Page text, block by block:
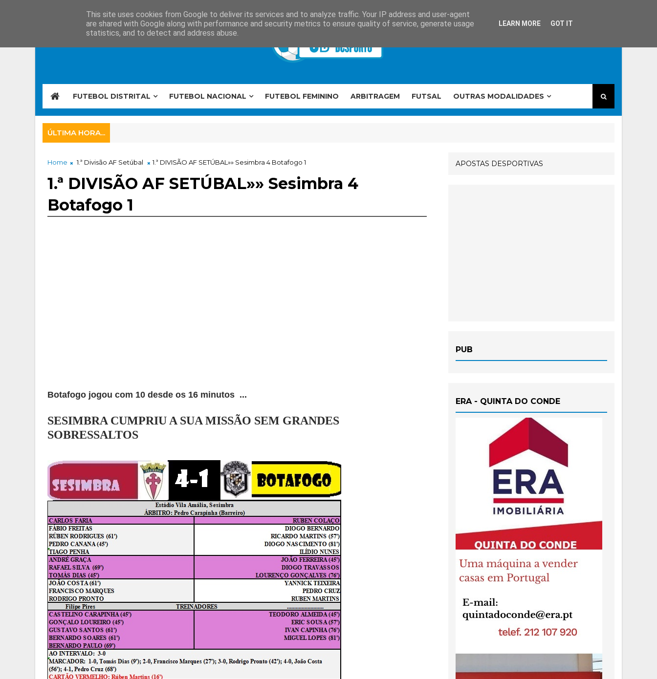
FUTEBOL DISTRITAL FUTEBOL NACIONAL FUTEBOL FEMININO ARBITRAGEM FUTSAL OUTRAS MODALIDADES
ÚLTIMA HORA...
Home 1.ª Divisão AF Setúbal 1.ª DIVISÃO AF SETÚBAL»» Sesimbra 4 Botafogo 1
1.ª DIVISÃO AF SETÚBAL»» Sesimbra 4
Botafogo 1
Botafogo jogou com 10 desde os 16 minutos ...
SESIMBRA CUMPRIU A SUA MISSÃO SEM GRANDES
SOBRESSALTOS
APOSTAS DESPORTIVAS
PUB
ERA - QUINTA DO CONDE
This site uses cookies from Google to deliver its services and to analyze traffic. Your IP address and user-agent
are shared with Google along with performance and security metrics to ensure quality of service, generate usage
statistics, and to detect and address abuse.
LEARN MORE GOT IT